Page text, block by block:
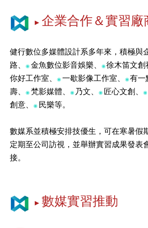
► 企業合作＆實習廠
健行數位多媒體設計系多年來，積極與
路、
◉金魚數位影音娛樂、 ◉徐木笛文創
你好工作室、 ◉一歇影像工作室、 ◉有一
壽、
◉梵影媒體、 ◉ 乃文、 ◉ 匠心文創、 ◉
創意、
◉ 民樂等。
數媒系並積極安排技優生，可在寒暑假
定期至公司訪視，並舉辦實習成果發表
接。
► 數媒實習推動